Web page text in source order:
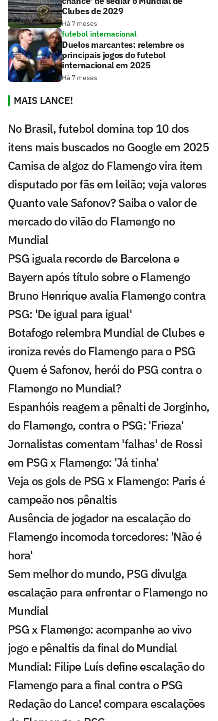
Clubes de 2029
Há 7 meses
futebol internacional
Duelos marcantes: relembre os
principais jogos do futebol
internacional em 2025
Há 7 meses
MAIS LANCE!
No Brasil, futebol domina top 10 dos
itens mais buscados no Google em 2025
Camisa de algoz do Flamengo vira item
disputado por fãs em leilão; veja valores
Quanto vale Safonov? Saiba o valor de
mercado do vilão do Flamengo no
Mundial
PSG iguala recorde de Barcelona e
Bayern após título sobre o Flamengo
Bruno Henrique avalia Flamengo contra
PSG: 'De igual para igual'
Botafogo relembra Mundial de Clubes e
ironiza revés do Flamengo para o PSG
Quem é Safonov, herói do PSG contra o
Flamengo no Mundial?
Espanhóis reagem a pênalti de Jorginho,
do Flamengo, contra o PSG: 'Frieza'
Jornalistas comentam 'falhas' de Rossi
em PSG x Flamengo: 'Já tinha'
Veja os gols de PSG x Flamengo: Paris é
campeão nos pênaltis
Ausência de jogador na escalação do
Flamengo incomoda torcedores: 'Não é
hora'
Sem melhor do mundo, PSG divulga
escalação para enfrentar o Flamengo no
Mundial
PSG x Flamengo: acompanhe ao vivo
jogo e pênaltis da final do Mundial
Mundial: Filipe Luís define escalação do
Flamengo para a final contra o PSG
Redação do Lance! compara escalações